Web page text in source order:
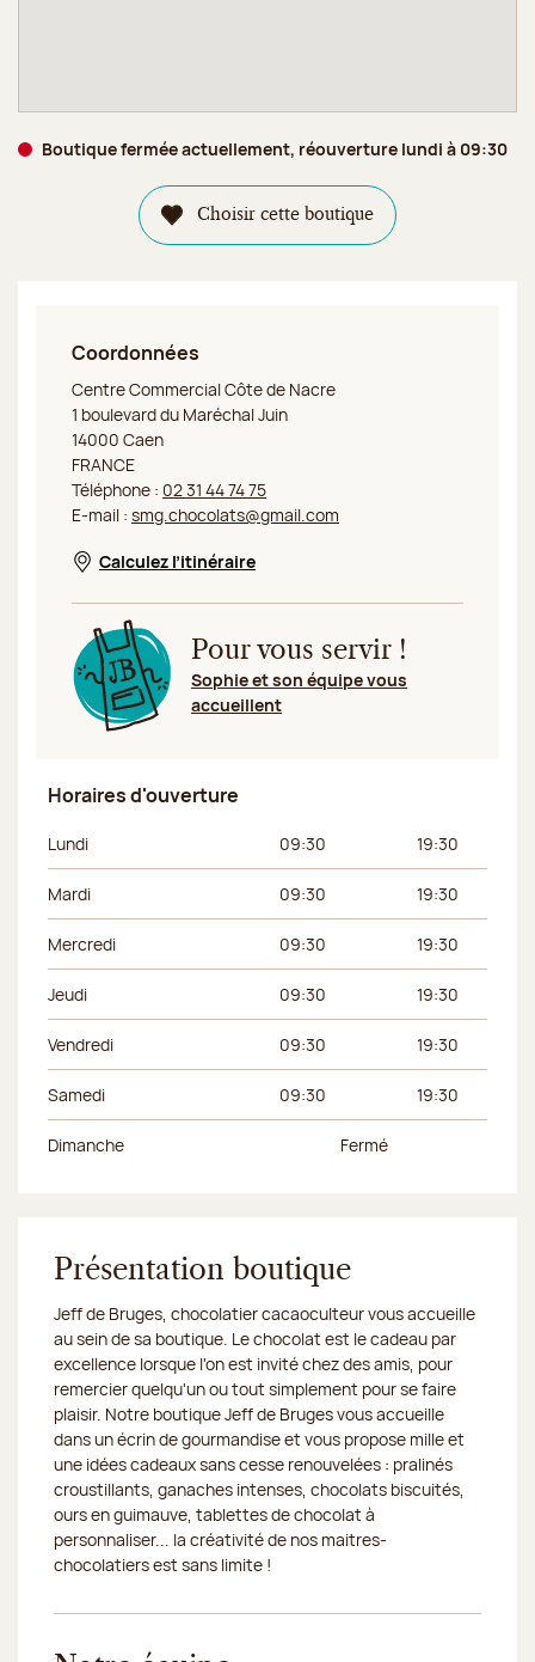
Boutique fermée actuellement, réouverture lundi à 09:30
Choisir cette boutique
Coordonnées
Jeff de Bruges Caen Côte de Nacre
Centre Commercial Côte de Nacre
1 boulevard du Maréchal Juin
14000 Caen
FRANCE
Téléphone : 02 31 44 74 75
E-mail : smg.chocolats@gmail.com
Nouvelle fenêtre
Calculez l’itinéraire
Pour vous servir !
Sophie et son équipe vous
accueillent
Horaires d'ouverture
Jour de la semaine Horaires du matin Horaires de
Lundi 09:30 19:30
Mardi 09:30 19:30
Mercredi 09:30 19:30
Jeudi 09:30 19:30
Vendredi 09:30 19:30
Samedi 09:30 19:30
Dimanche Fermé
Présentation boutique
Jeff de Bruges, chocolatier cacaoculteur vous accueille
au sein de sa boutique. Le chocolat est le cadeau par
excellence lorsque l'on est invité chez des amis, pour
remercier quelqu'un ou tout simplement pour se faire
plaisir. Notre boutique Jeff de Bruges vous accueille
dans un écrin de gourmandise et vous propose mille et
une idées cadeaux sans cesse renouvelées : pralinés
croustillants, ganaches intenses, chocolats biscuités,
ours en guimauve, tablettes de chocolat à
personnaliser... la créativité de nos maitres-
chocolatiers est sans limite !